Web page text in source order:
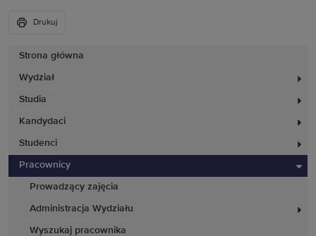
Strona główna
Wydział
Studia
Kandydaci
Studenci
Pracownicy
Prowadzący zajęcia
Administracja Wydziału
Wyszukaj pracownika
Drukuj